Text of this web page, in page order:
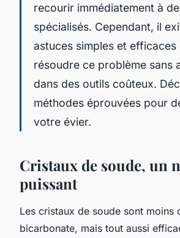
recourir immédiatement à
spécialisés. Cependant, il
astuces simples et efficaces
résoudre ce problème sans
dans des outils coûteux.
méthodes éprouvées pour
votre évier.
Cristaux de soude, un
puissant
Les cristaux de soude sont moins
bicarbonate, mais tout aussi